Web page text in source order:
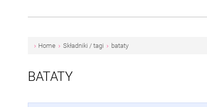
Home Składniki / tagi bataty
BATATY